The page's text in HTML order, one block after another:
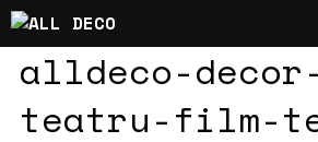
alldeco-
teatru-film-